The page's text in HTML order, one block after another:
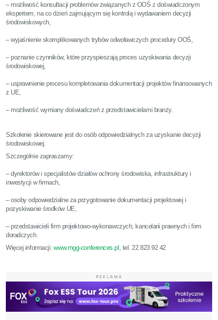
– możliwość konsultacji problemów związanych z OOŚ z doświadczonym
ekspertem, na co dzień zajmującym się kontrolą i wydawaniem decyzji
środowiskowych,
– wyjaśnienie skomplikowanych trybów odwoławczych procedury OOŚ,
– poznanie czynników, które przyspieszają proces uzyskiwania decyzji
środowiskowej,
– usprawnienie procesu kompletowania dokumentacji projektów finansowanych
z UE,
– możliwość wymiany doświadczeń z przedstawicielami branży.
Szkolenie skierowane jest do osób odpowiedzialnych za uzyskanie decyzji
środowiskowej.
Szczególnie zapraszamy:
– dyrektorów i specjalistów działów ochrony środowiska, infrastruktury i
inwestycji w firmach,
– osoby odpowiedzialne za przygotowanie dokumentacji projektowej i
pozyskiwanie środków UE,
– przedstawicieli firm projektowo-wykonawczych, kancelarii prawnych i firm
doradczych.
Więcej informacji: www.mgg-conferences.pl , tel. 22 823 92 42
REKLAMA